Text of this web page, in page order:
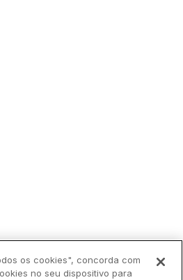
os cookies", concorda com
no seu dispositivo para